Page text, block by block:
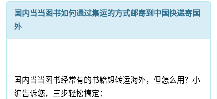
国内当当图书如何通过集运的方式邮寄到中国快递寄国
外
国内当当图书经常有的书籍想转运海外，但怎么用？小
编告诉您，三步轻松搞定：